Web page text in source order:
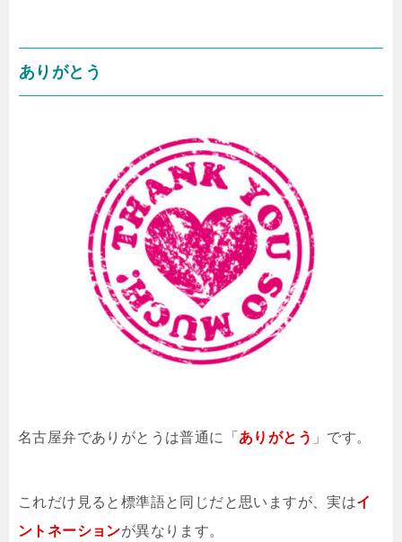
ありがとう
名古屋弁でありがとうは普通に「 ありがとう 」です。
これだけ見ると標準語と同じだと思いますが、実はイ
ントネーションが異なります。